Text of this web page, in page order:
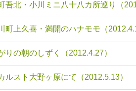
吾北・小川ミニ八十八カ所巡り（
町上久喜・満開のハナモモ（
りの朝のしずく（2012.4.27）
ルスト大野ヶ原にて（2012.5.13）